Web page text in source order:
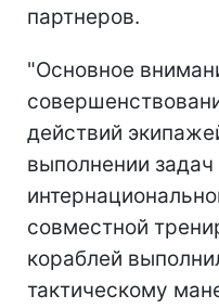
партнеров.
"Основное
действий
выполнении задач
совместной
кораблей
тактическому